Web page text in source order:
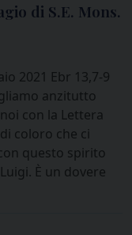
di S.E. Mons.
2021 Ebr 13,7-9
anzitutto
con la Lettera
coloro che ci
questo spirito
È un dovere